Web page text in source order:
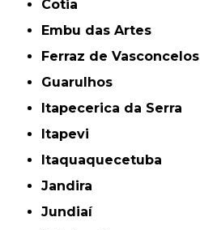
Cotia
Embu das Artes
Ferraz de Vasconcelos
Guarulhos
Itapecerica da Serra
Itapevi
Itaquaquecetuba
Jandira
Jundiaí